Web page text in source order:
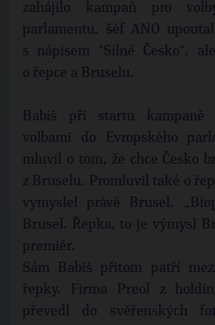
zahájilo kampaň pro
parlamentu. šéf ANO
s nápisem "Silné Česko",
o řepce a Bruselu.
Babiš při startu kampaně
volbami do Evropského
mluvil o tom, že chce Česko
z Bruselu. Promluvil také o
vymyslel právě Brusel.
Brusel. Řepka, to je výmysl
premiér.
Sám Babiš přitom patří
řepky. Firma Preol z
převedl do svěřenských